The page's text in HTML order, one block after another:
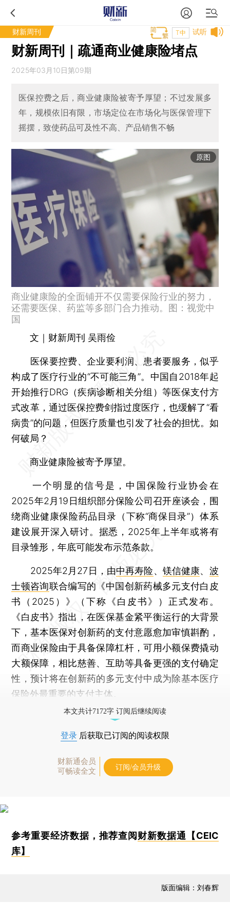
财新周刊 试听
T中
财新周刊｜疏通商业健康险堵点
2025年03月10日第09期
医保控费之后，商业健康险被寄予厚望；不过发展多
年，规模依旧有限，市场定位在市场化与医保管理下
摇摆，致使药品可及性不高、产品销售不畅
原图
商业健康险的全面铺开不仅需要保险行业的努力，
还需要医保、药监等多部门合力推动。图：视觉中
国
文｜财新周刊 吴雨俭
医保要控费、企业要利润、患者要服务，似乎
构成了医疗行业的“不可能三角”。中国自2018年起
开始推行DRG（疾病诊断相关分组）等医保支付方
式改革，通过医保控费剑指过度医疗，也缓解了“看
病贵”的问题，但医疗质量也引发了社会的担忧。如
何破局？
商业健康险被寄予厚望。
一个明显的信号是，中国保险行业协会在
2025年2月19日组织部分保险公司召开座谈会，围
绕商业健康保险药品目录（下称“商保目录”）体系
建设展开深入研讨。据悉，2025年上半年或将有
目录雏形，年底可能发布示范条款。
2025年2月27日，由中再寿险、 镁信健康、 波
士顿咨询联合编写的《中国创新药械多元支付白皮
书（2025）》（下称《白皮书》）正式发布。
《白皮书》指出，在医保基金紧平衡运行的大背景
下，基本医保对创新药的支付意愿愈加审慎斟酌，
而商业保险由于具备保障杠杆，可用小额保费撬动
大额保障，相比慈善、互助等具备更强的支付确定
性，预计将在创新药的多元支付中成为除基本医疗
保险外最重要的支付主体。
本文共计7172字 订阅后继续阅读
登录 后获取已订阅的阅读权限
财新通会员
可畅读全文
订阅/会员升级
参考重要经济数据，推荐查阅财新数据通【CEIC
库】
版面编辑：刘春辉